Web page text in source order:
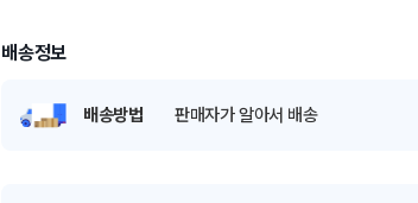
배송정보
배송방법 판매자가 알아서 배송